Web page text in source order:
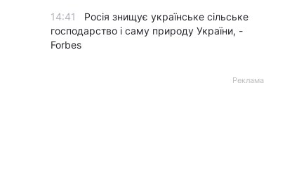
14:41
Росія знищує українське сільське
господарство і саму природу України, -
Forbes
Реклама